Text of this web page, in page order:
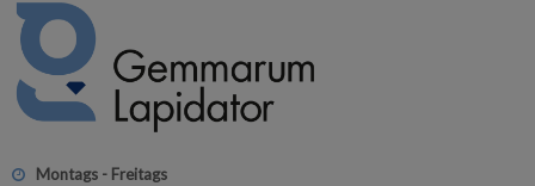
Montags - Freitags